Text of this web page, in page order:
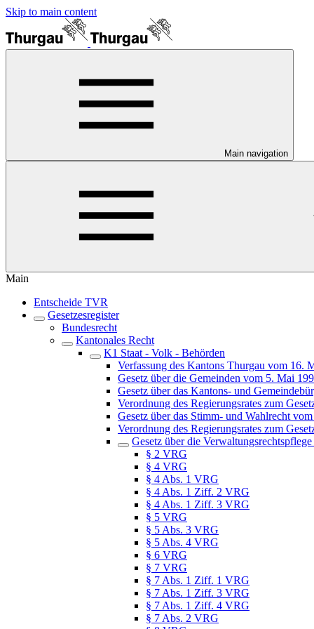
Skip to main content
Main navigation
Main
Entscheide TVR
Gesetzesregister
Bundesrecht
Kantonales Recht
K1 Staat - Volk - Behörden
Verfassung des Kantons Thurgau vom 16.
Gesetz über die Gemeinden vom 5. Mai
Gesetz über das Kantons- und
Verordnung des Regierungsrates zum
Gesetz über das Stimm- und Wahlrecht
Verordnung des Regierungsrates zum
Gesetz über die
§ 2 VRG
§ 4 VRG
§ 4 Abs. 1 VRG
§ 4 Abs. 1 Ziff. 2 VRG
§ 4 Abs. 1 Ziff. 3 VRG
§ 5 VRG
§ 5 Abs. 3 VRG
§ 5 Abs. 4 VRG
§ 6 VRG
§ 7 VRG
§ 7 Abs. 1 Ziff. 1 VRG
§ 7 Abs. 1 Ziff. 3 VRG
§ 7 Abs. 1 Ziff. 4 VRG
§ 7 Abs. 2 VRG